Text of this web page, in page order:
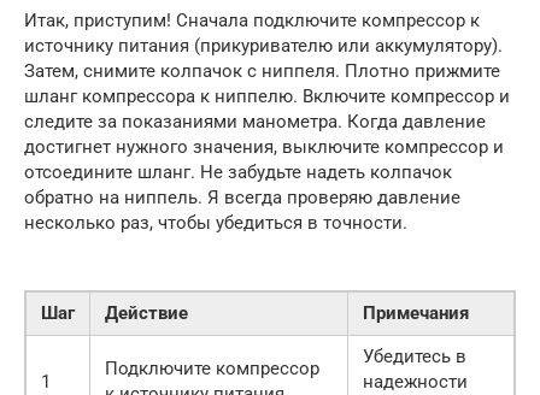
Итак, приступим! Сначала подключите компрессор к
источнику питания (прикуривателю или аккумулятору).
Затем, снимите колпачок с ниппеля. Плотно прижмите
шланг компрессора к ниппелю. Включите компрессор и
следите за показаниями манометра. Когда давление
достигнет нужного значения, выключите компрессор и
отсоедините шланг. Не забудьте надеть колпачок
обратно на ниппель. Я всегда проверяю давление
несколько раз, чтобы убедиться в точности.
Шаг Действие Примечания
1
Подключите компрессор
Убедитесь в
надежности